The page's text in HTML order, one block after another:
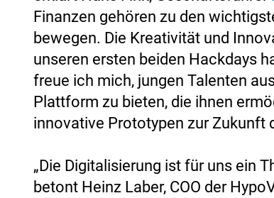
Finanzen gehören zu den
bewegen. Die Kreativität und
unseren ersten beiden Hackdays
freue ich mich, jungen Talenten
Plattform zu bieten, die ihnen
innovative Prototypen zur Zukunft
„Die Digitalisierung ist für uns ein
betont Heinz Laber, COO der